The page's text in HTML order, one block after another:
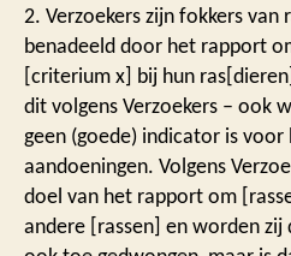
2. Verzoekers zijn fokkers
benadeeld door het rapport
[criterium x] bij hun
dit volgens Verzoekers – ook
geen (goede) indicator is
aandoeningen. Volgens
doel van het rapport om
andere [rassen] en worden